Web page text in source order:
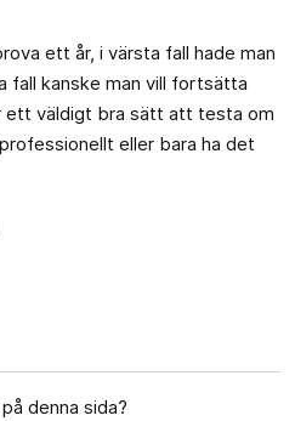
ett år, i värsta fall hade man
fall kanske man vill fortsätta
ett väldigt bra sätt att testa om
eller bara ha det
denna sida?